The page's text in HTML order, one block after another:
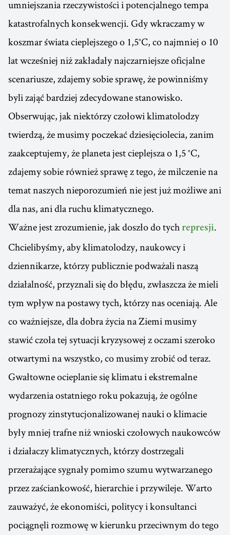
umniejszania rzeczywistości i potencjalnego tempa
katastrofalnych konsekwencji. Gdy wkraczamy w
koszmar świata cieplejszego o 1,5°C, co najmniej o 10
lat wcześniej niż zakładały najczarniejsze oficjalne
scenariusze, zdajemy sobie sprawę, że powinniśmy
byli zająć bardziej zdecydowane stanowisko.
Obserwując, jak niektórzy czołowi klimatolodzy
twierdzą, że musimy poczekać dziesięciolecia, zanim
zaakceptujemy, że planeta jest cieplejsza o 1,5 °C,
zdajemy sobie również sprawę z tego, że milczenie na
temat naszych nieporozumień nie jest już możliwe ani
dla nas, ani dla ruchu klimatycznego.
Ważne jest zrozumienie, jak doszło do tych represji.
Chcielibyśmy, aby klimatolodzy, naukowcy i
dziennikarze, którzy publicznie podważali naszą
działalność, przyznali się do błędu, zwłaszcza że mieli
tym wpływ na postawy tych, którzy nas oceniają. Ale
co ważniejsze, dla dobra życia na Ziemi musimy
stawić czoła tej sytuacji kryzysowej z oczami szeroko
otwartymi na wszystko, co musimy zrobić od teraz.
Gwałtowne ocieplanie się klimatu i ekstremalne
wydarzenia ostatniego roku pokazują, że ogólne
prognozy zinstytucjonalizowanej nauki o klimacie
były mniej trafne niż wnioski czołowych naukowców
i działaczy klimatycznych, którzy dostrzegali
przerażające sygnały pomimo szumu wytwarzanego
przez zaściankowość, hierarchie i przywileje. Warto
zauważyć, że ekonomiści, politycy i konsultanci
pociągnęli rozmowę w kierunku przeciwnym do tego